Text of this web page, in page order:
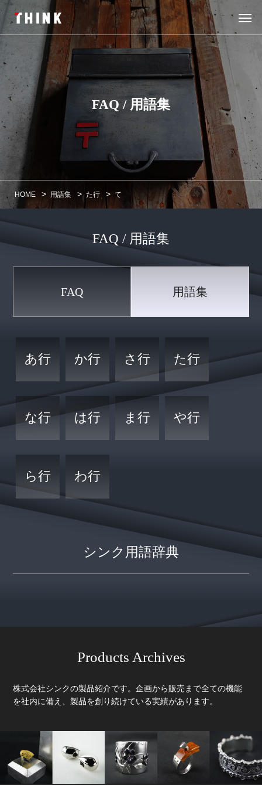
FAQ / 用語集
HOME > 用語集 > た行 > て
FAQ / 用語集
FAQ 用語集
あ行 か行 さ行 た行
な行 は行 ま行 や行
ら行 わ行
シンク用語辞典
Products Archives
株式会社シンクの製品紹介です。企画から販売まで全ての機能
を社内に備え、製品を創り続けている実績があります。